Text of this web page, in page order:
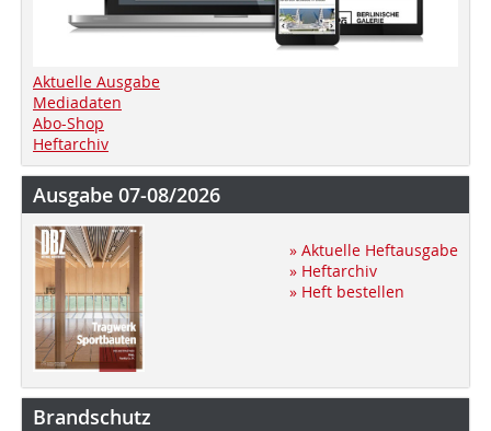
Aktuelle Ausgabe
Mediadaten
Abo-Shop
Heftarchiv
Ausgabe 07-08/2026
» Aktuelle Heftausgabe
» Heftarchiv
» Heft bestellen
Brandschutz